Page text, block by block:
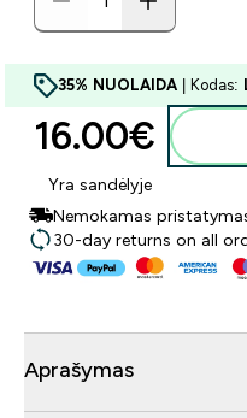
35% NUOLAIDA | Kodas:
16.00€‎
Yra sandėlyje
Nemokamas
30-day returns on all
Aprašymas